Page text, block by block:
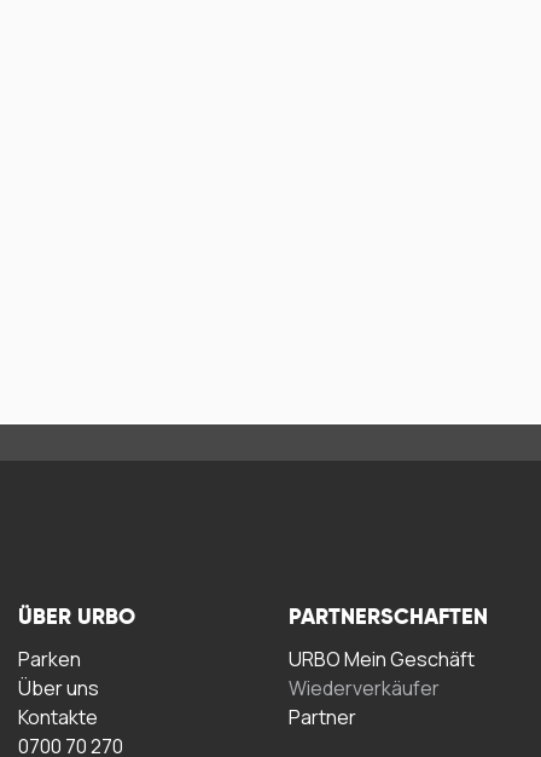
ÜBER URBO
Parken
Über uns
Kontakte
0700 70 270
PARTNERSCHAFTEN
URBO Mein Geschäft
Wiederverkäufer
Partner